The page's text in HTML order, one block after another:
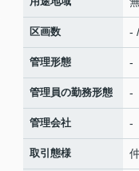
区画数 -
管理形態 -
管理員の勤務形態 -
管理会社 -
取引態様